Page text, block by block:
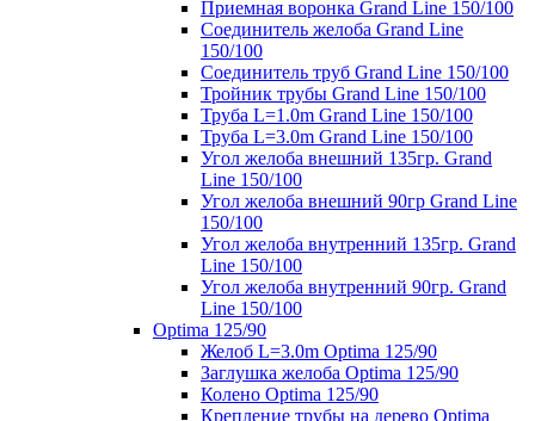
Приемная воронка Grand Line 150/100
Соединитель желоба Grand Line
150/100
Соединитель труб Grand Line 150/100
Тройник трубы Grand Line 150/100
Труба L=1.0m Grand Line 150/100
Труба L=3.0m Grand Line 150/100
Угол желоба внешний 135гр. Grand
Line 150/100
Угол желоба внешний 90гр Grand Line
150/100
Угол желоба внутренний 135гр. Grand
Line 150/100
Угол желоба внутренний 90гр. Grand
Line 150/100
Optima 125/90
Желоб L=3.0m Optima 125/90
Заглушка желоба Optima 125/90
Колено Optima 125/90
Крепление трубы на дерево Optima